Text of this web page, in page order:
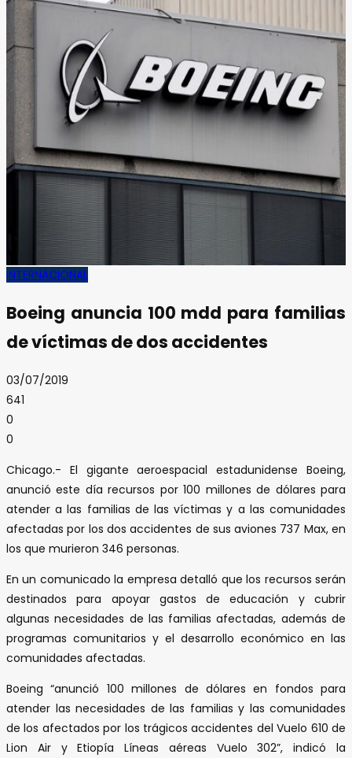
INTERNACIONAL
Boeing anuncia 100 mdd para familias
de víctimas de dos accidentes
03/07/2019
641
0
0
Chicago.- El gigante aeroespacial estadunidense Boeing,
anunció este día recursos por 100 millones de dólares para
atender a las familias de las víctimas y a las comunidades
afectadas por los dos accidentes de sus aviones 737 Max, en
los que murieron 346 personas.
En un comunicado la empresa detalló que los recursos serán
destinados para apoyar gastos de educación y cubrir
algunas necesidades de las familias afectadas, además de
programas comunitarios y el desarrollo económico en las
comunidades afectadas.
Boeing “anunció 100 millones de dólares en fondos para
atender las necesidades de las familias y las comunidades
de los afectados por los trágicos accidentes del Vuelo 610 de
Lion Air y Etiopía Líneas aéreas Vuelo 302”, indicó la